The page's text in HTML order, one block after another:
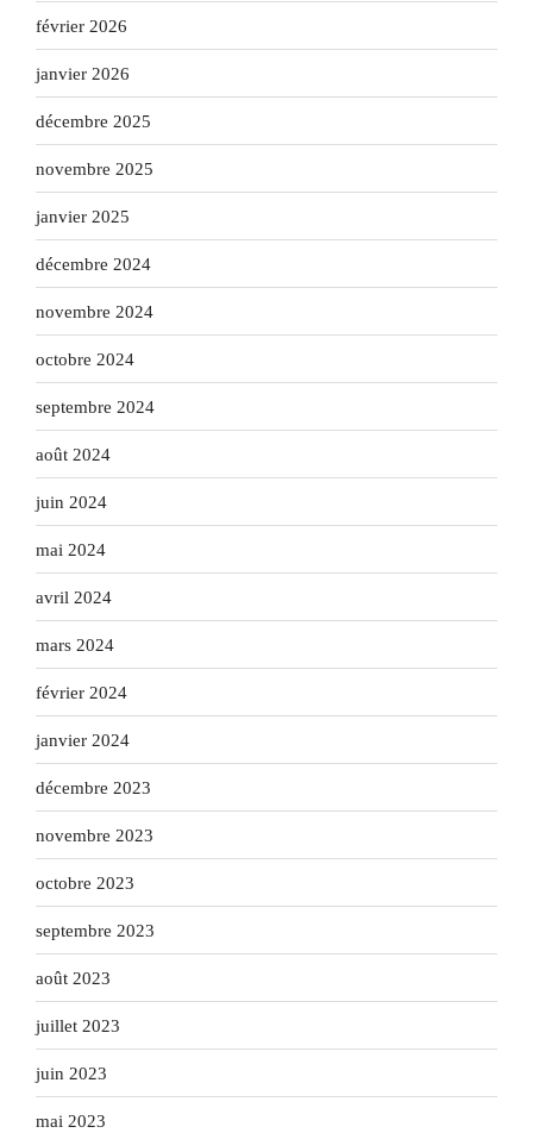
février 2026
janvier 2026
décembre 2025
novembre 2025
janvier 2025
décembre 2024
novembre 2024
octobre 2024
septembre 2024
août 2024
juin 2024
mai 2024
avril 2024
mars 2024
février 2024
janvier 2024
décembre 2023
novembre 2023
octobre 2023
septembre 2023
août 2023
juillet 2023
juin 2023
mai 2023